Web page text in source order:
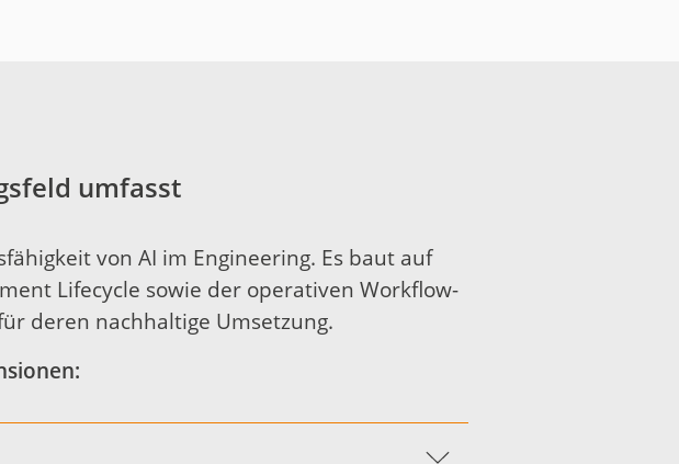
umfasst
von AI im Engineering. Es baut auf
Lifecycle sowie der operativen Workflow-
deren nachhaltige Umsetzung.